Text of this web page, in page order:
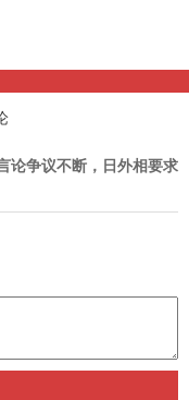
论争议不断，日外相要求